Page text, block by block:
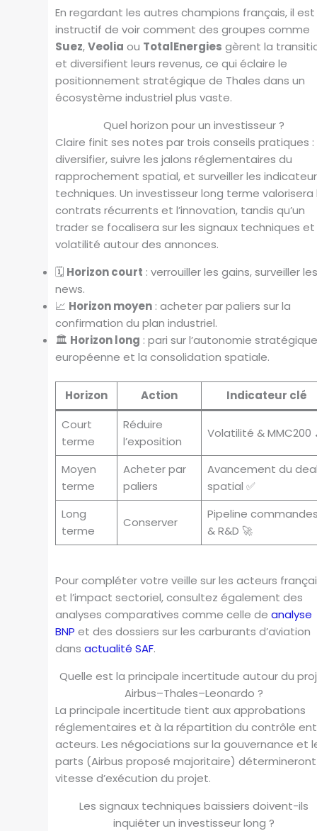
En regardant les autres champions français, il est
instructif de voir comment des groupes comme
Suez,Veolia ou TotalEnergies gèrent la
et diversifient leurs revenus, ce qui éclaire le
positionnement stratégique de Thales dans un
écosystème industriel plus vaste.
Quel horizon pour un investisseur ?
Claire finit ses notes par trois conseils pratiques :
diversifier, suivre les jalons réglementaires du
rapprochement spatial, et surveiller les
techniques. Un investisseur long terme valorisera
contrats récurrents et l’innovation, tandis qu’un
trader se focalisera sur les signaux techniques et
volatilité autour des annonces.
🗓️ Horizon court : verrouiller les gains, surveiller
news.
📈 Horizon moyen : acheter par paliers sur la
confirmation du plan industriel.
🏛️ Horizon long : pari sur l’autonomie
européenne et la consolidation spatiale.
Horizon Action
Indicateur clé
Court
terme
Réduire
l’exposition
Volatilité & MMC200
Moyen
terme
Acheter par
paliers
Avancement du
spatial ✅
Long
terme
Conserver
Pipeline
& R&D 🚀
Pour compléter votre veille sur les acteurs
et l’impact sectoriel, consultez également des
analyses comparatives comme celle deanalyse
BNP et des dossiers sur les carburants d’aviation
dansactualité SAF.
Quelle est la principale incertitude autour du
Airbus–Thales–Leonardo ?
La principale incertitude tient aux approbations
réglementaires et à la répartition du contrôle
acteurs. Les négociations sur la gouvernance et
parts (Airbus proposé majoritaire)
vitesse d’exécution du projet.
Les signaux techniques baissiers doivent-ils
inquiéter un investisseur long ?